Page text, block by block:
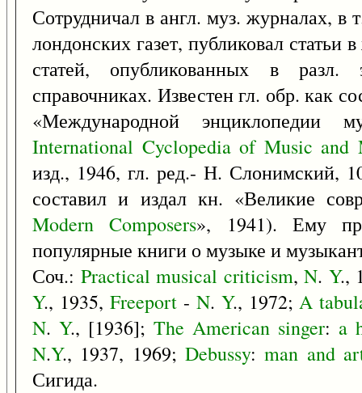
Сотрудничал в англ. муз. журналах, в
лондонских газет, публиковал статьи
статей, опубликованных в разл.
справочниках. Известен гл. обр. как
«Международной энциклопедии
International Cyclopedia of Music and
изд., 1946, гл. ред.- Н. Слонимский,
составил и издал кн. «Великие
Modern
Composers», 1941). Ему
популярные книги о музыке и
Соч.: Practical musical criticism,N. Y.,
Y., 1935, Freeport- N. Y., 1972;A
N. Y., [1936]; The American singer: a
N.Y., 1937, 1969; Debussy:man and
Сигида.